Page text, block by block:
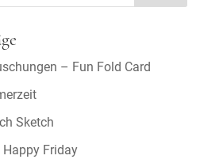
– Fun Fold Card
Sketch
Friday